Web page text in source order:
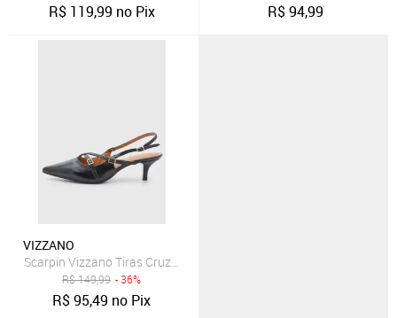
R$ 119,99 no Pix R$94,99
VIZZANO
Scarpin Vizzano Tiras Cruzadas Preto
R$149,99 - 36%
R$95,49 no Pix